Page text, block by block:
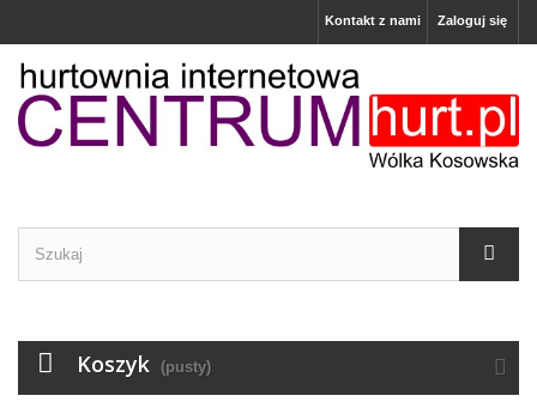
Zaloguj się
Kontakt z nami
Koszyk (pusty)